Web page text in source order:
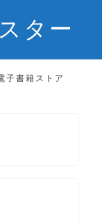
ター
子書籍ストア